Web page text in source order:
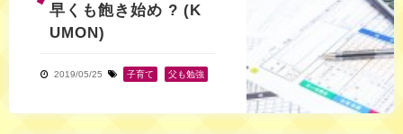
早くも飽き始め ? (K
UMON)
2019/05/25 子育て 父も勉強